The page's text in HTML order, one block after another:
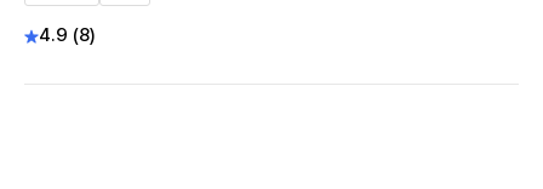
4.9 (8)